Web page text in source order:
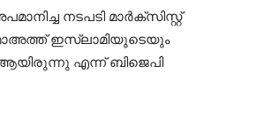
നടപടി മാർക്സിസ്റ്റ്
ഇസ്ലാമിയുടെയും
എന്ന് ബിജെപി